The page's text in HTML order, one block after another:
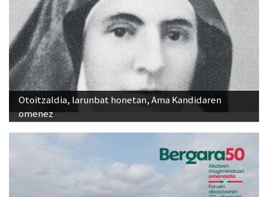
Otoitzaldia, larunbat honetan, Ama Kandidaren
omenez